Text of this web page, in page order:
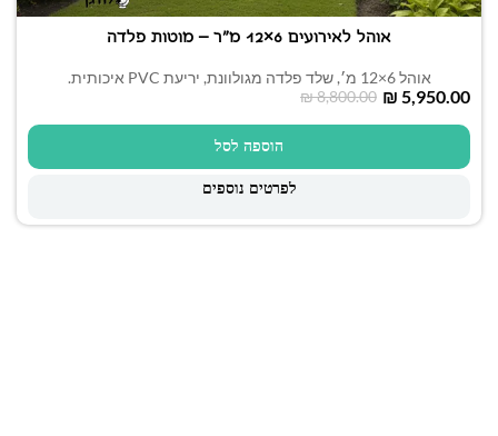
אוהל לאירועים 6×12 מ"ר – מוטות פלדה
אוהל 6×12 מ׳, שלד פלדה מגולוונת, יריעת PVC איכותית.
₪8,800.00 ₪ 5,950.00
הוספה לסל
לפרטים נוספים